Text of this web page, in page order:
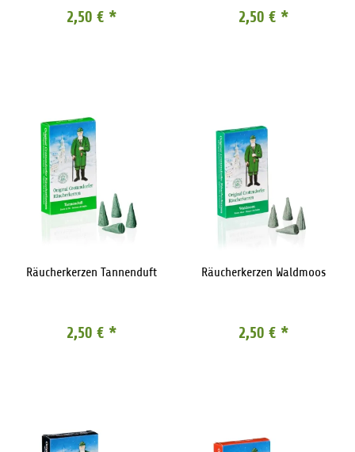
2,50 € * 2,50 € *
Räucherkerzen Tannenduft
2,50 € *
Räucherkerzen Waldmoos
2,50 € *